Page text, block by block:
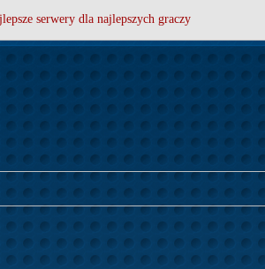
serwery dla najlepszych graczy